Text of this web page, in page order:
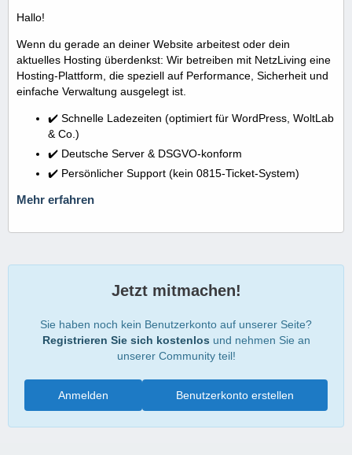
Hallo!
Wenn du gerade an deiner Website arbeitest oder dein
aktuelles Hosting überdenkst: Wir betreiben mit NetzLiving eine
Hosting-Plattform, die speziell auf Performance, Sicherheit und
einfache Verwaltung ausgelegt ist.
✔️ Schnelle Ladezeiten (optimiert für WordPress, WoltLab
& Co.)
✔️ Deutsche Server & DSGVO-konform
✔️ Persönlicher Support (kein 0815-Ticket-System)
Mehr erfahren
Jetzt mitmachen!
Sie haben noch kein Benutzerkonto auf unserer Seite?
Registrieren Sie sich kostenlos und nehmen Sie an
unserer Community teil!
Benutzerkonto erstellen
Anmelden